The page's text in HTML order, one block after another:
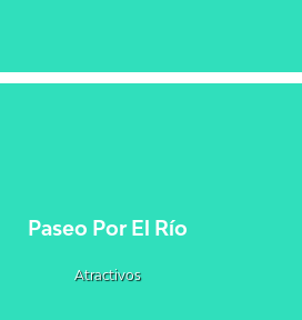
Paseo Por El Río
Atractivos